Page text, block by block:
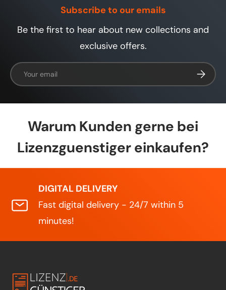
Subscribe to our emails
Be the first to hear about new collections and
exclusive offers.
Email
Warum Kunden gerne bei
Lizenzguenstiger einkaufen?
DIGITAL DELIVERY
Fast digital delivery - 24/7 within 5
minutes!